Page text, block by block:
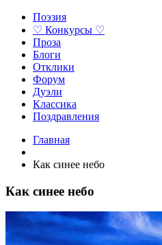
Поэзия
♡ Конкурсы ♡
Проза
Блоги
Отклики
Форум
Дуэли
Классика
Поздравления
Главная
Как синее небо
Как синее небо